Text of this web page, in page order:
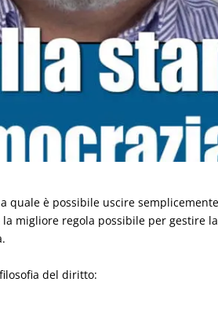
è possibile uscire
migliore regola possibile per gestire
del diritto: